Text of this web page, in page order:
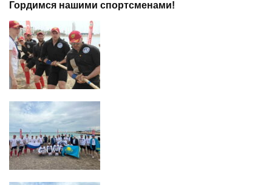
Гордимся нашими спортсменами!